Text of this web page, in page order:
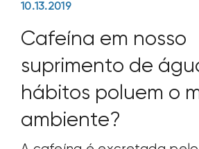
10.13.2019
Cafeína em nosso
suprimento de
hábitos poluem o
ambiente?